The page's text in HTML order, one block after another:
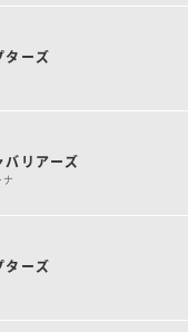
ターズ
バリアーズ
ターズ